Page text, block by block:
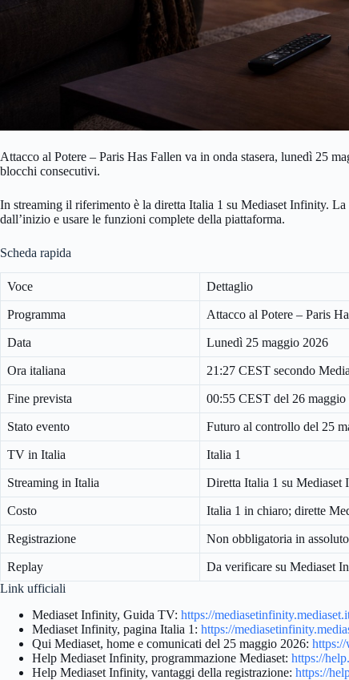
Attacco al Potere – Paris Has Fallen va in onda stasera, lunedì 25
blocchi consecutivi.
In streaming il riferimento è la diretta Italia 1 su Mediaset Infinity.
dall’inizio e usare le funzioni complete della piattaforma.
Scheda rapida
Voce Dettaglio
Programma Attacco al Potere – Paris
Data Lunedì 25 maggio 2026
Ora italiana 21:27 CEST secondo
Fine prevista 00:55 CEST del 26 maggio
Stato evento Futuro al controllo del 25
TV in Italia Italia 1
Streaming in Italia Diretta Italia 1 su Mediaset
Costo Italia 1 in chiaro; dirette
Registrazione Non obbligatoria in
Replay
Da verificare su Mediaset
Link ufficiali
Mediaset Infinity, Guida TV: https://
Mediaset Infinity, pagina Italia 1: https://
Qui Mediaset, home e comunicati del 25 maggio 2026:
Help Mediaset Infinity, programmazione Mediaset: https://
Help Mediaset Infinity, vantaggi della registrazione: https://